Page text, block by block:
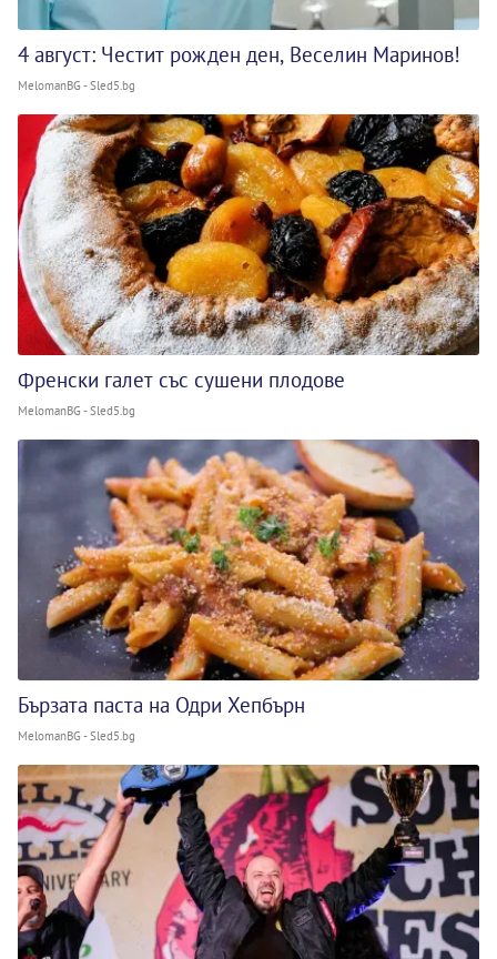
4 август: Честит рожден ден, Веселин Маринов!
MelomanBG - Sled5.bg
Френски галет със сушени плодове
MelomanBG - Sled5.bg
Бързата паста на Одри Хепбърн
MelomanBG - Sled5.bg